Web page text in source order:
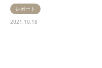
レポート
2021.10.18